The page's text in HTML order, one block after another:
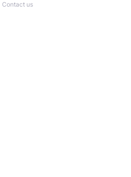
Contact us